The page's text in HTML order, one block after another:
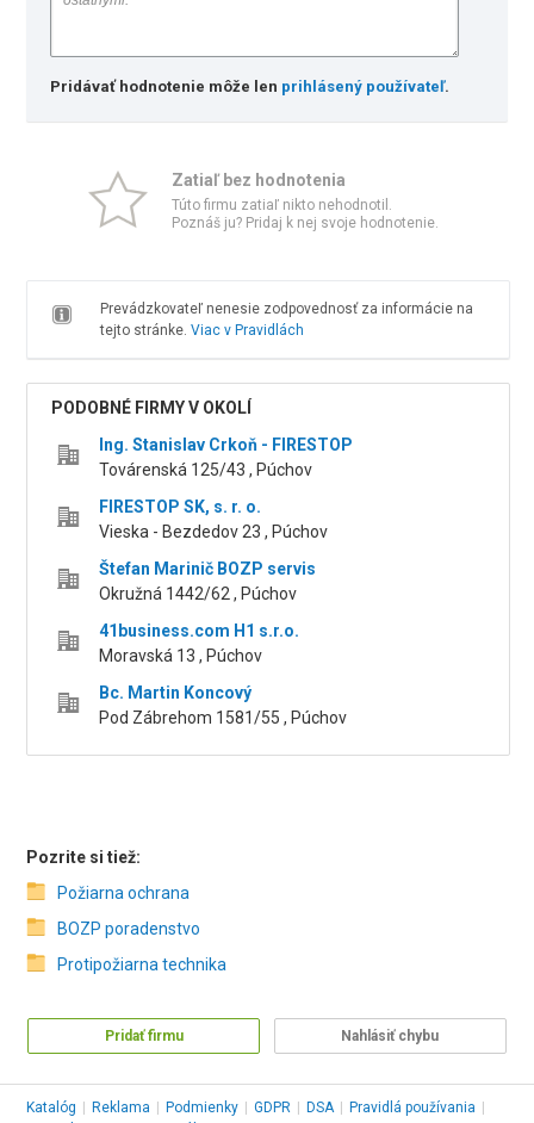
Pridávať hodnotenie môže len prihlásený používateľ.
Zatiaľ bez hodnotenia
Túto firmu zatiaľ nikto nehodnotil.
Poznáš ju? Pridaj k nej svoje hodnotenie.
Prevádzkovateľ nenesie zodpovednosť za informácie na
tejto stránke. Viac v Pravidlách
PODOBNÉ FIRMY V OKOLÍ
Ing. Stanislav Crkoň - FIRESTOP
Továrenská 125/43 , Púchov
FIRESTOP SK, s. r. o.
Vieska - Bezdedov 23 , Púchov
Štefan Marinič BOZP servis
Okružná 1442/62 , Púchov
41business.com H1 s.r.o.
Moravská 13 , Púchov
Bc. Martin Koncový
Pod Zábrehom 1581/55 , Púchov
Pozrite si tiež:
Požiarna ochrana
BOZP poradenstvo
Protipožiarna technika
Pridať firmu Nahlásiť chybu
Katalóg Reklama Podmienky GDPR DSA Pravidlá používania